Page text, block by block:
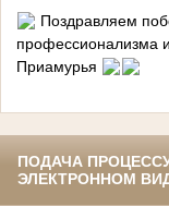
Поздравляем
профессионализма
Приамурья
ПОДАЧА
ЭЛЕКТРОННОМ